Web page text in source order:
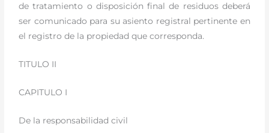
de tratamiento o disposición final de residuos deberá
ser comunicado para su asiento registral pertinente en
el registro de la propiedad que corresponda.
TITULO II
CAPITULO I
De la responsabilidad civil